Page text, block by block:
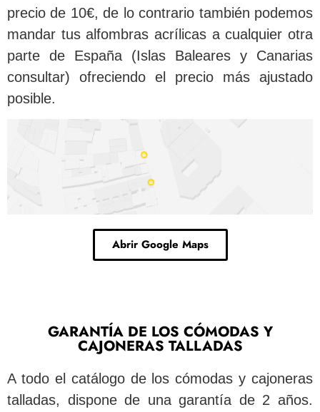
precio de 10€, de lo contrario también podemos
mandar tus alfombras acrílicas a cualquier otra
parte de España (Islas Baleares y Canarias
consultar) ofreciendo el precio más ajustado
posible.
Abrir Google Maps
GARANTÍA DE LOS CÓMODAS Y
CAJONERAS TALLADAS
A todo el catálogo de los cómodas y cajoneras
talladas, dispone de una garantía de 2 años.